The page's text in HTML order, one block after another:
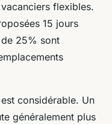
flexibles.
15 jours
25% sont
considérable. Un
généralement plus